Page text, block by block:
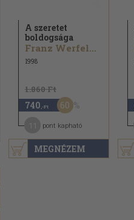
MEGNÉZEM
A szeretet
boldogsága
Franz Werfel...
1998
1.860 Ft
740 ,-Ft 60
pont kapható